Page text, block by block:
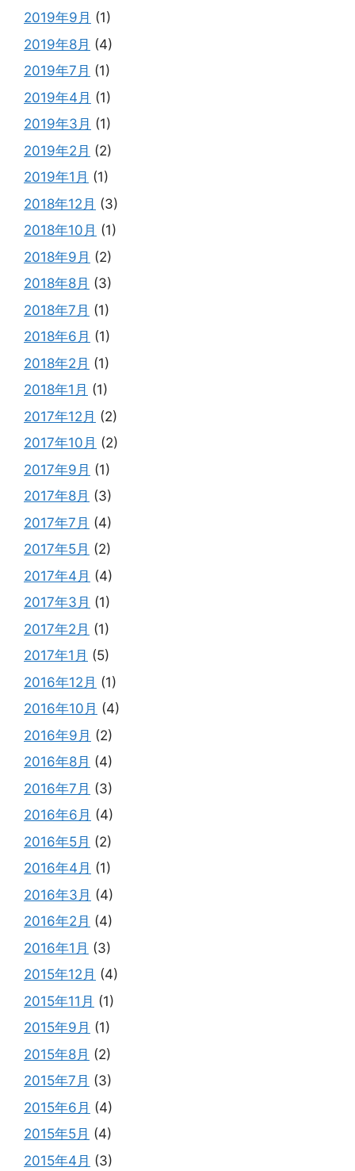
2019年9月 (1)
2019年8月 (4)
2019年7月 (1)
2019年4月 (1)
2019年3月 (1)
2019年2月 (2)
2019年1月 (1)
2018年12月 (3)
2018年10月 (1)
2018年9月 (2)
2018年8月 (3)
2018年7月 (1)
2018年6月 (1)
2018年2月 (1)
2018年1月 (1)
2017年12月 (2)
2017年10月 (2)
2017年9月 (1)
2017年8月 (3)
2017年7月 (4)
2017年5月 (2)
2017年4月 (4)
2017年3月 (1)
2017年2月 (1)
2017年1月 (5)
2016年12月 (1)
2016年10月 (4)
2016年9月 (2)
2016年8月 (4)
2016年7月 (3)
2016年6月 (4)
2016年5月 (2)
2016年4月 (1)
2016年3月 (4)
2016年2月 (4)
2016年1月 (3)
2015年12月 (4)
2015年11月 (1)
2015年9月 (1)
2015年8月 (2)
2015年7月 (3)
2015年6月 (4)
2015年5月 (4)
2015年4月 (3)